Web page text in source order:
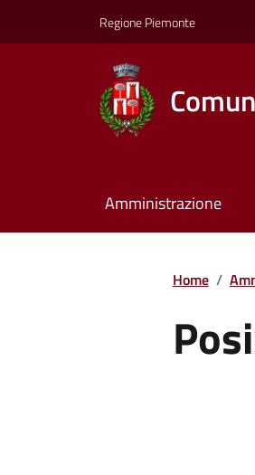
Regione Piemonte
Amministrazione
Home /